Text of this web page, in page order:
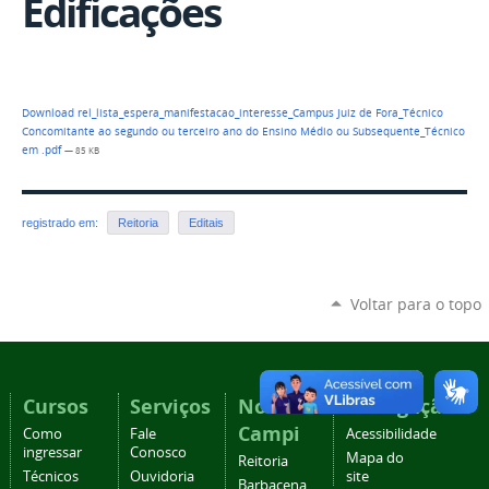
Edificações
Download rel_lista_espera_manifestacao_interesse_Campus Juiz de Fora_Técnico
Concomitante ao segundo ou terceiro ano do Ensino Médio ou Subsequente_Técnico
em .pdf— 85 KB
registrado em: Reitoria Editais
Voltar para o topo
Cursos
Como
ingressar
Técnicos
Serviços
Fale
Conosco
Ouvidoria
Nossos
Campi
Reitoria
Barbacena
Navegação
Acessibilidade
Mapa do
site